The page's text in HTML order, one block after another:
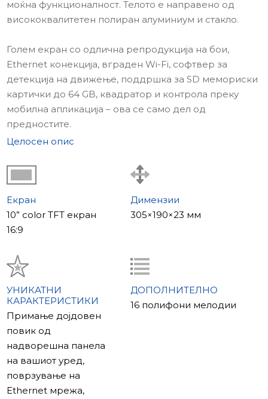
моќна функционалност. Телото е направено од
висококвалитетен полиран алуминиум и стакло.
Голем екран со одлична репродукција на бои,
Ethernet конекција, вграден Wi-Fi, софтвер за
детекција на движење, поддршка за SD мемориски
картички до 64 GB, квадратор и контрола преку
мобилна апликација – ова се само дел од
предностите.
Вградениот квадратор овозможува приказ на
четири слики истовремено. Можете да поврзете
два надворешни панели и две дополнителни видео
камери. SL-10IP има 10-инчен екран со резолуција
1024×600.
Компатибилност
SL-10IP е целосно компатибилен со скоро секој
аналоген надворешен панел кој поддржува
PAL/NTSC стандарди.
Целосен опис
Екран
10” color TFT екран
16:9
Димензии
305×190×23 мм
УНИКАТНИ
КАРАКТЕРИСТИКИ
Примање дојдовен
повик од
надворешна панела
на вашиот уред,
поврзување на
Ethernet мрежа,
ДОПОЛНИТЕЛНО
16 полифони мелодии